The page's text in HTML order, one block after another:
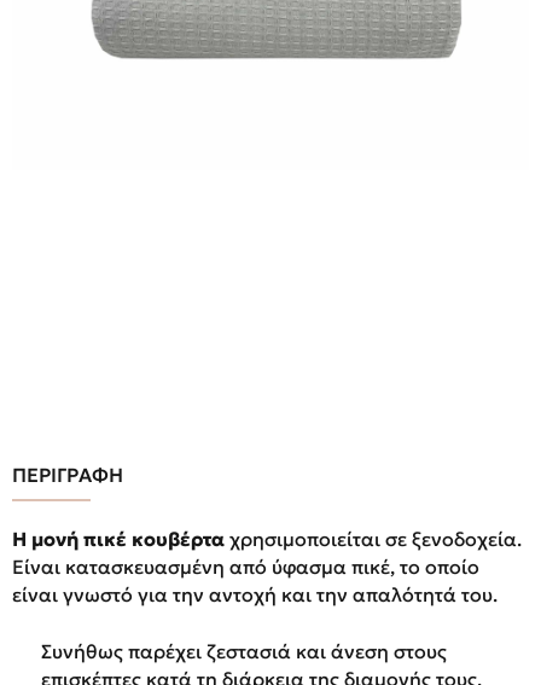
ΠΕΡΙΓΡΑΦΗ
Η μονή πικέ κουβέρτα χρησιμοποιείται σε ξενοδοχεία.
Είναι κατασκευασμένη από ύφασμα πικέ, το οποίο
είναι γνωστό για την αντοχή και την απαλότητά του.
Συνήθως παρέχει ζεστασιά και άνεση στους
επισκέπτες κατά τη διάρκεια της διαμονής τους.